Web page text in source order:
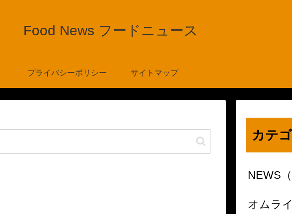
Food News フードニュース
プライバシーポリシー サイトマップ
カテ
NEWS
オムラ